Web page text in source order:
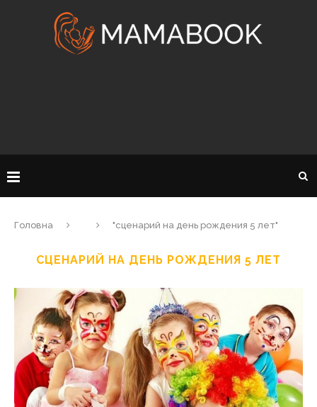
Головна "сценарий на день рождения 5 лет"
СЦЕНАРИЙ НА ДЕНЬ РОЖДЕНИЯ 5 ЛЕТ